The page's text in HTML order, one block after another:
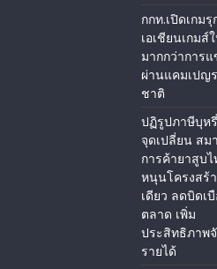
กกท.เปิดเกม
เอเชียนเกมส์
มากกว่าการ
ผ่านแคมเปญ
ชาติ
ปฏิรูปภาษีบุห
จุดเปลี่ยน สม
การค้ายาสูบไ
หนุนโครงสร้
เดียว ลดบิดเ
ตลาด เพิ่ม
ประสิทธิภาพ
รายได้